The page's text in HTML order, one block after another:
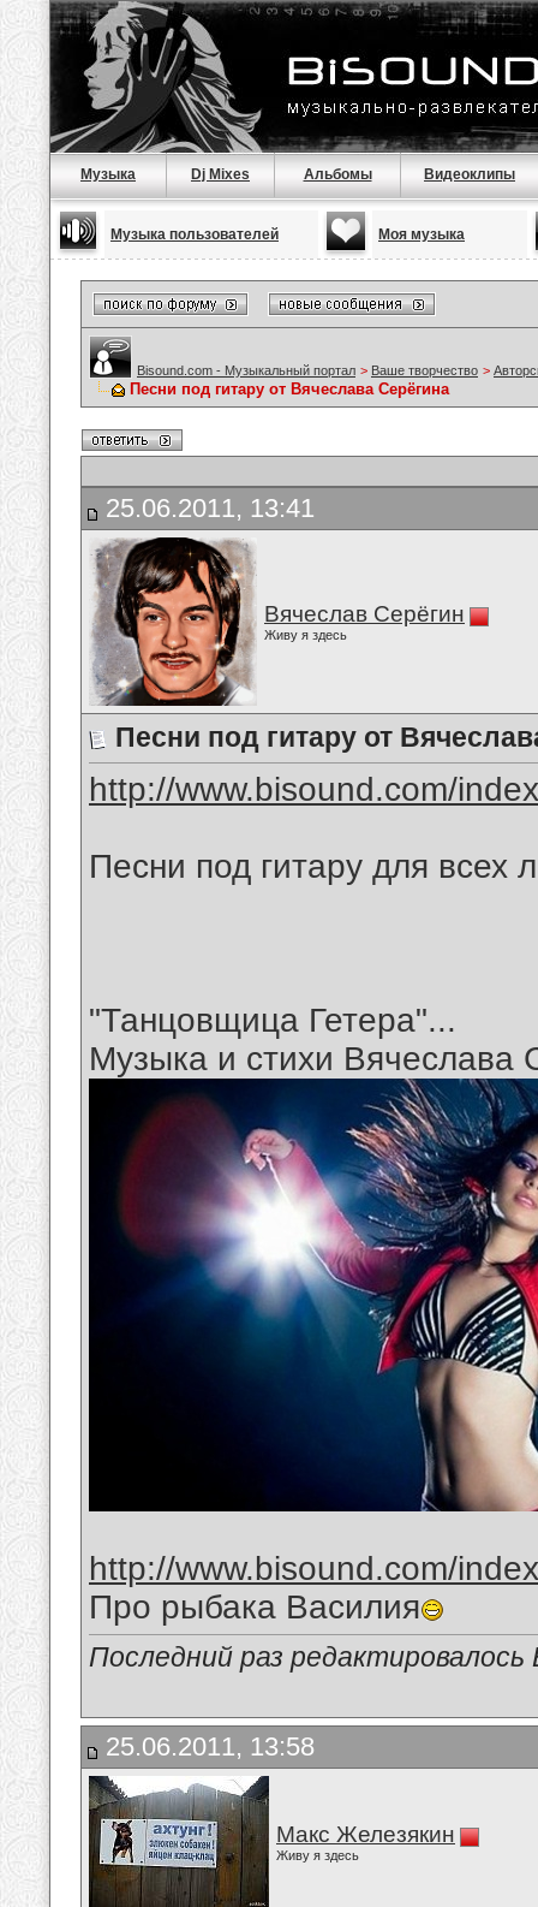
Музыка Dj Mixes Альбомы Видеоклипы
Музыка пользователей Моя музыка
Bisound.com - Музыкальный портал > Ваше творчество >
Песни под гитару от Вячеслава Серёгина
25.06.2011, 13:41
Вячеслав Серёгин
Живу я здесь
Песни под гитару от
http://www.bisound.com/
Песни под гитару для всех
"Танцовщица Гетера"...
Музыка и стихи Вячеслава
http://www.bisound.com/
Про рыбака Василия
Последний раз
25.06.2011, 13:58
Макс Железякин
Живу я здесь